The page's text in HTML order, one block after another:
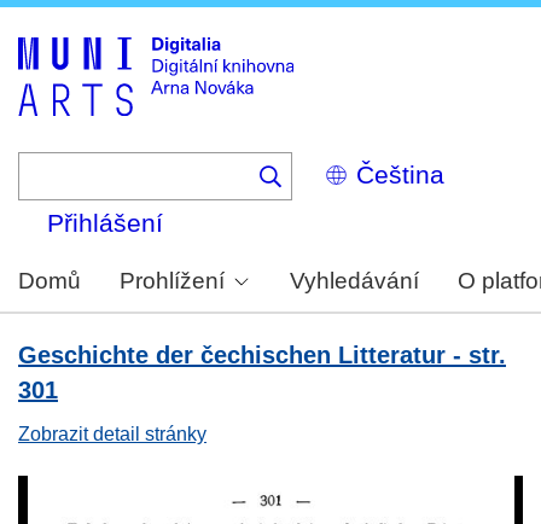
Select
your
Přihlášení
Domů Prohlížení Vyhledávání O
Geschichte der čechischen Litteratur - str.
301
Zobrazit detail stránky